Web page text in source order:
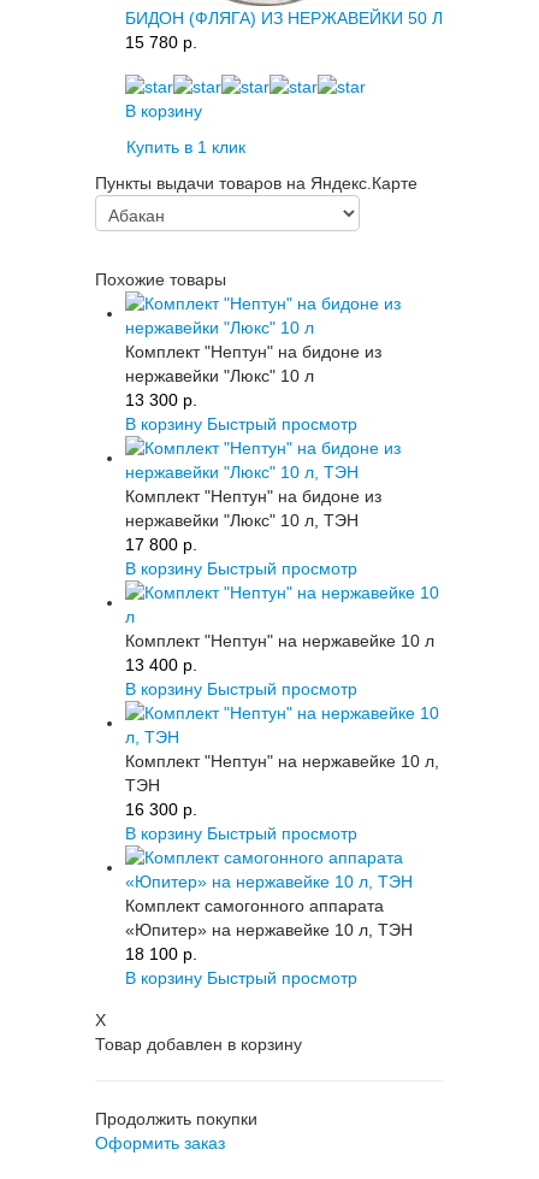
БИДОН (ФЛЯГА) ИЗ НЕРЖАВЕЙКИ 50 Л
15 780 p.
В корзину
Купить в 1 клик
Пункты выдачи товаров на Яндекс.Карте
Похожие товары
Комплект "Нептун" на бидоне из
нержавейки "Люкс" 10 л
13 300 p.
В корзину Быстрый просмотр
Комплект "Нептун" на бидоне из
нержавейки "Люкс" 10 л, ТЭН
17 800 p.
В корзину Быстрый просмотр
Комплект "Нептун" на нержавейке 10 л
13 400 p.
В корзину Быстрый просмотр
Комплект "Нептун" на нержавейке 10 л,
ТЭН
16 300 p.
В корзину Быстрый просмотр
Комплект самогонного аппарата
«Юпитер» на нержавейке 10 л, ТЭН
18 100 p.
В корзину Быстрый просмотр
X
Товар добавлен в корзину
Продолжить покупки
Оформить заказ